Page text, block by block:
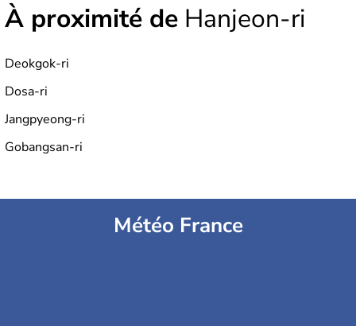
À proximité de Hanjeon-ri
Deokgok-ri
Dosa-ri
Jangpyeong-ri
Gobangsan-ri
Météo France